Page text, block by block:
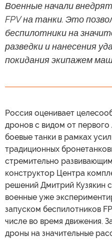
Военные начали
FPV на танки. Это
беспилотники на
разведки и нанесения
покидания экипажем
Россия оценивает
дронов с видом от
боевые танки в рамках
традиционных
стремительно
конструктор Центра
решений Дмитрий Кузякин
военные уже
запуском беспилотников
числе во время движения.
дроны на значительные